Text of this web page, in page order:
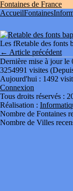
Fontaines de France
AccueilFontaines
Les fRetable des fonts
← Article précédent
Dernière mise à jour le
3254991 visites
Aujourd'hui : 1492
Connexion
Tous droits réservés :
Réalisation :
Nombre de Fontaines
Nombre de Villes